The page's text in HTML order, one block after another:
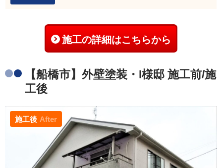
施工の詳細はこちらから
【船橋市】外壁塗装・I様邸 施工前/施
工後
施工後 After